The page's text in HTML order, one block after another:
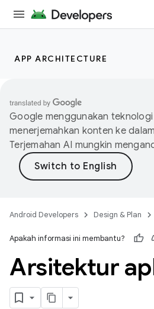
APP ARCHITECTURE
Google menggunakan
menerjemahkan konten ke
Terjemahan AI mungkin
Android Developers Design & Plan
Apakah informasi ini membantu?
Arsitektur